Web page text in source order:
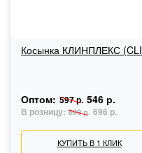
Косынка КЛИНПЛЕКС
Оптом: 597 р. 546 р.
В розницу: 699 р. 696 р.
КУПИТЬ В 1 КЛИК